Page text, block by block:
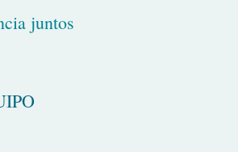
juntos